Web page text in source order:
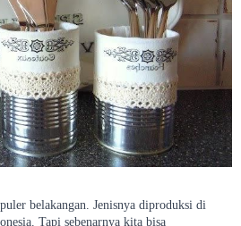
belakangan. Jenisnya diproduksi di
Tapi sebenarnya kita bisa